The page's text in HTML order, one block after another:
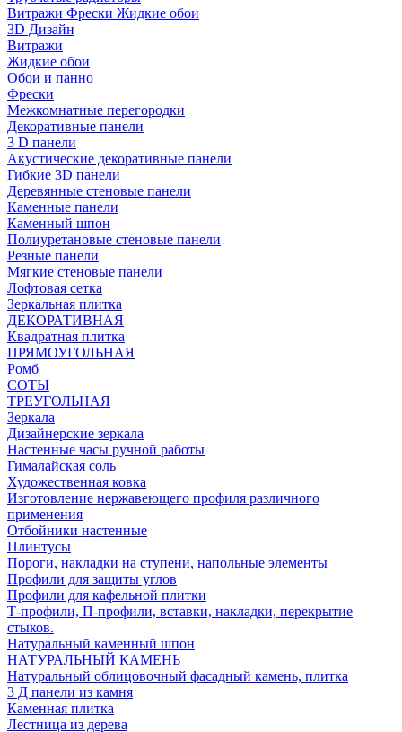
Витражи Фрески Жидкие обои
3D Дизайн
Витражи
Жидкие обои
Обои и панно
Фрески
Межкомнатные перегородки
Декоративные панели
3 D панели
Акустические декоративные панели
Гибкие 3D панели
Деревянные стеновые панели
Каменные панели
Каменный шпон
Полиуретановые стеновые панели
Резные панели
Мягкие стеновые панели
Лофтовая сетка
Зеркальная плитка
ДЕКОРАТИВНАЯ
Квадратная плитка
ПРЯМОУГОЛЬНАЯ
Ромб
СОТЫ
ТРЕУГОЛЬНАЯ
Зеркала
Дизайнерские зеркала
Настенные часы ручной работы
Гималайская соль
Художественная ковка
Изготовление нержавеющего профиля различного
применения
Отбойники настенные
Плинтусы
Пороги, накладки на ступени, напольные элементы
Профили для защиты углов
Профили для кафельной плитки
Т-профили, П-профили, вставки, накладки, перекрытие
стыков.
Натуральный каменный шпон
НАТУРАЛЬНЫЙ КАМЕНЬ
Натуральный облицовочный фасадный камень, плитка
3 Д панели из камня
Каменная плитка
Лестница из дерева